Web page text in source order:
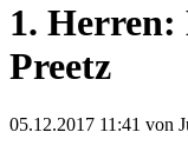
1.
Preetz
05.12.2017 11:41 von